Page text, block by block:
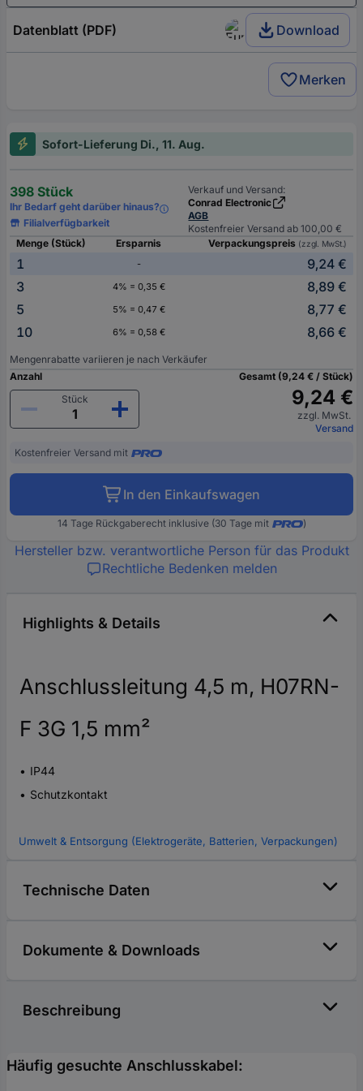
Datenblatt (PDF) Download
Merken
Sofort-Lieferung Di., 11. Aug.
398 Stück
Ihr Bedarf geht darüber hinaus?
Filialverfügbarkeit
Verkauf und Versand:
Conrad Electronic
AGB
Kostenfreier Versand ab 100,00 €
Menge (Stück)
Ersparnis Verpackungspreis (zzgl. MwSt.)
1 -
9,24 €
3
4% = 0,35 €
8,89 €
5
5% = 0,47 €
8,77 €
10
6% = 0,58 € 8,66 €
Mengenrabatte variieren je nach Verkäufer
Anzahl
Stück
Gesamt (9,24 € / Stück)
9,24 €
zzgl. MwSt.
Versand
Kostenfreier Versand mit
In den Einkaufswagen
14 Tage Rückgaberecht inklusive (30 Tage mit )
Hersteller bzw. verantwortliche Person für das Produkt
Rechtliche Bedenken melden
Highlights & Details
Anschlussleitung 4,5 m, H07RN-
F 3G 1,5 mm²
IP44
Schutzkontakt
Umwelt & Entsorgung (Elektrogeräte, Batterien, Verpackungen)
Technische Daten
Dokumente & Downloads
Beschreibung
Häufig gesuchte Anschlusskabel: